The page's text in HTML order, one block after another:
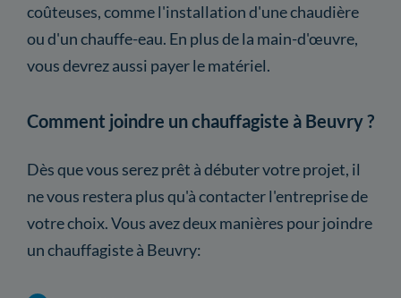
coûteuses, comme l'installation d'une chaudière
ou d'un chauffe-eau. En plus de la main-d'œuvre,
vous devrez aussi payer le matériel.
Comment joindre un chauffagiste à Beuvry ?
Dès que vous serez prêt à débuter votre projet, il
ne vous restera plus qu'à contacter l'entreprise de
votre choix. Vous avez deux manières pour joindre
un chauffagiste à Beuvry: